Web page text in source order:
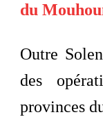
du
Outre
des
provinces